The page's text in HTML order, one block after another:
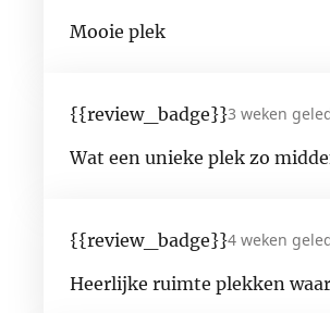
Mooie plek
{{review_badge}}3 weken
Wat een unieke plek zo
{{review_badge}}4 weken
Heerlijke ruimte plekken